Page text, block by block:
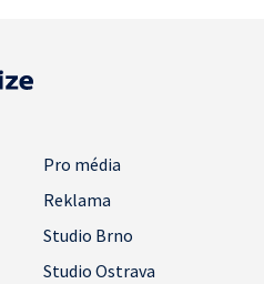
Pro média
Reklama
Studio Brno
Studio Ostrava